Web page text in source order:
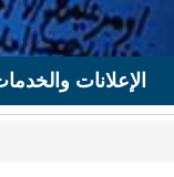
الإعلانات